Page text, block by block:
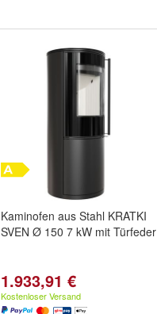
Kaminofen aus Stahl KRATKI
SVEN Ø 150 7 kW mit Türfeder
1.933,91 €
Kostenloser Versand